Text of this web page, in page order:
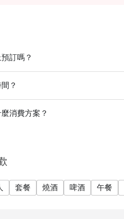
扣優惠
出示訂座證明方可享用折扣
計算
訂嗎？
？
消費方案？
套餐 燒酒 啤酒 午餐